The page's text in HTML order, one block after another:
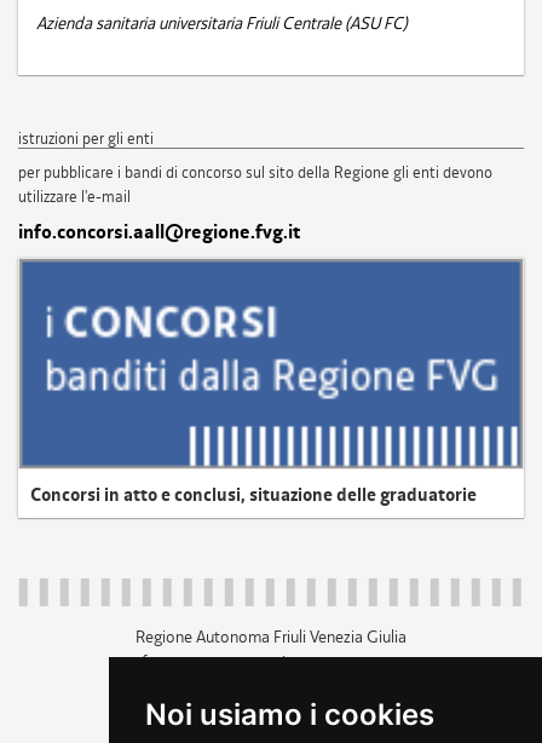
Noi usiamo i cookies
Azienda sanitaria universitaria Friuli Centrale (ASU FC)
istruzioni per gli enti
per pubblicare i bandi di concorso sul sito della Regione gli enti devono
utilizzare l'e-mail
info.concorsi.aall@regione.fvg.it
Concorsi in atto e conclusi, situazione delle graduatorie
Regione Autonoma Friuli Venezia Giulia
c.f. 80014930327; p.iva 00526040324
+39 040 3771111